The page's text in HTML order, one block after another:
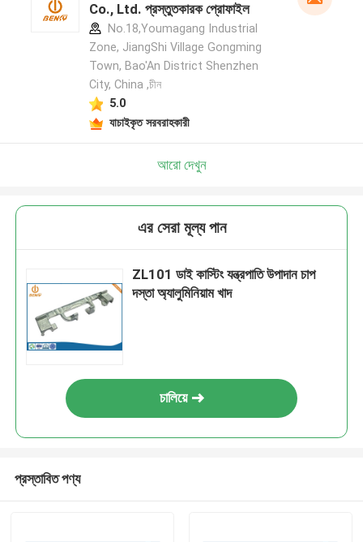
Co., Ltd. প্রস্তুতকারক প্রোফাইল
No.18,Youmagang Industrial
Zone, JiangShi Village Gongming
Town, Bao'An District Shenzhen
City, China ,চীন
5.0
যাচাইকৃত সরবরাহকারী
আরো দেখুন
এর সেরা মূল্য পান
ZL101 ডাই কাস্টিং যন্ত্রপাতি উপাদান চাপ
দস্তা অ্যালুমিনিয়াম খাদ
চালিয়ে
প্রস্তাবিত পণ্য